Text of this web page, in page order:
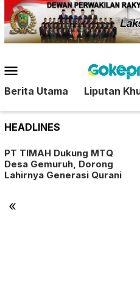
Loncat
ke
konten
Mobile
Berita Utama Liputan
HEADLINES
«
PT TIMAH Dukung MTQ
Desa Gemuruh, Dorong
Lahirnya Generasi Qurani